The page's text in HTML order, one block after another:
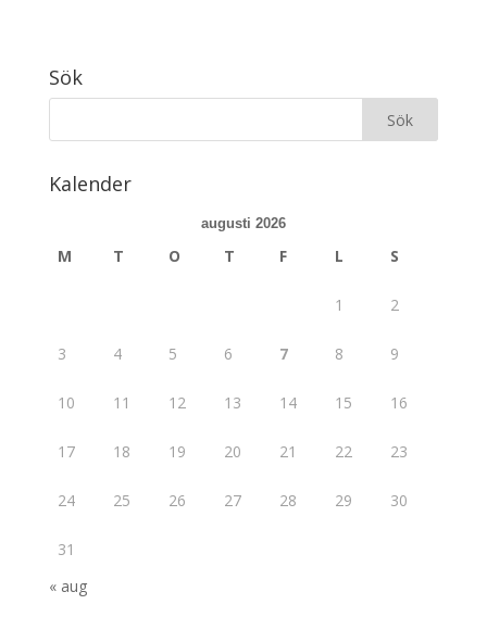
Sök
Kalender
augusti 2026
M T O T F L S
1 2
3 4 5 6 7 8 9
10 11 12 13 14 15 16
17 18 19 20 21 22 23
24 25 26 27 28 29 30
31
« aug